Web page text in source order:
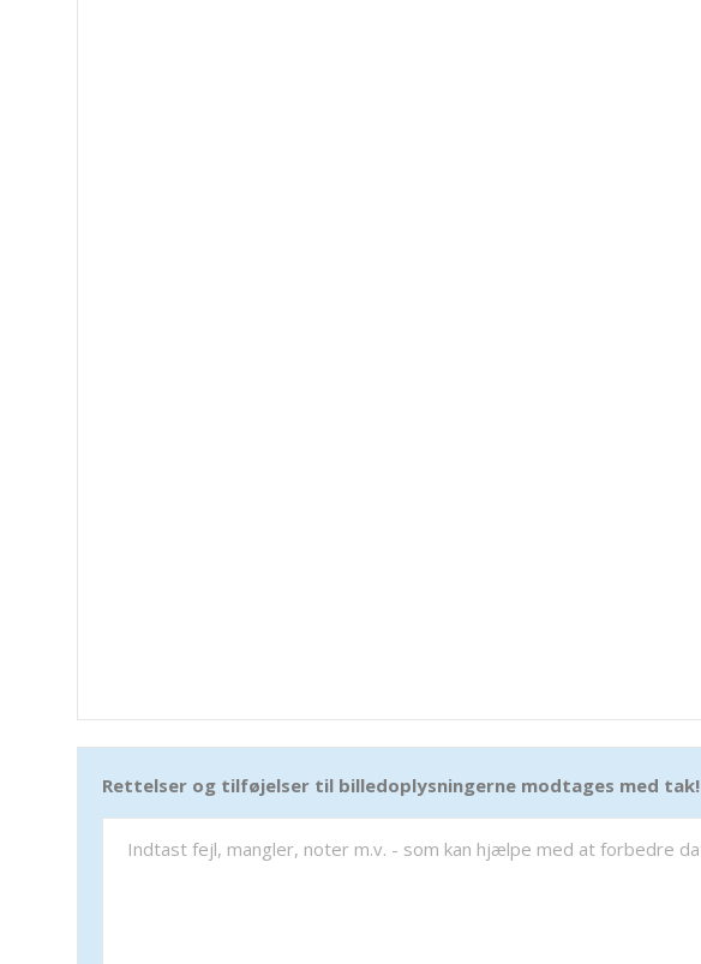
Rettelser og tilføjelser til billedoplysningerne modtages med tak!